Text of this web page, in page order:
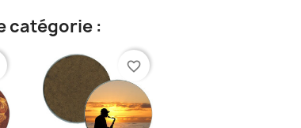
catégorie :
favorite_border